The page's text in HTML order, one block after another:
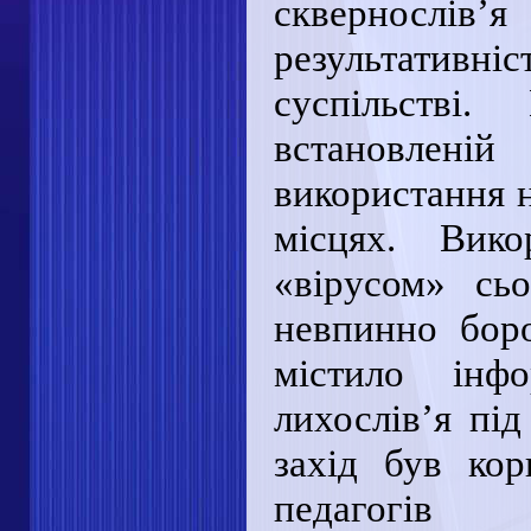
використання
місцях.
«вірусом»
невпинно
містило
лихослів’я
захід був
педагогів